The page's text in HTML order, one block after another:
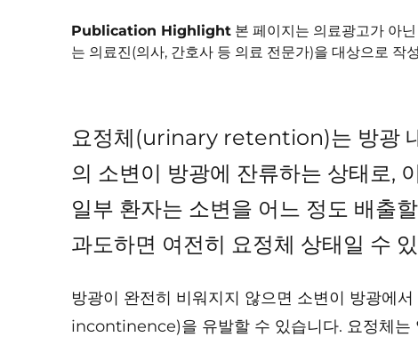
Publication Highlight 본 페이지는 의료광고가 아
는 의료진(의사, 간호사 등 의료 전문가)을 대상으로 작
요정체(urinary retention)는 방광
의 소변이 방광에 잔류하는 상태로,
일부 환자는 소변을 어느 정도 배출
과도하면 여전히 요정체 상태일 수
방광이 완전히 비워지지 않으면 소변이 방광에
incontinence)을 유발할 수 있습니다. 요정체는